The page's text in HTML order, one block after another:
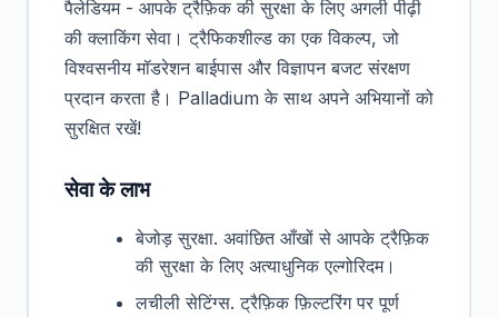
पैलेडियम - आपके ट्रैफ़िक की सुरक्षा के लिए अगली पीढ़ी
की क्लाकिंग सेवा। ट्रैफिकशील्ड का एक विकल्प, जो
विश्वसनीय मॉडरेशन बाईपास और विज्ञापन बजट संरक्षण
प्रदान करता है। Palladium के साथ अपने अभियानों को
सुरक्षित रखें!
सेवा के लाभ
बेजोड़ सुरक्षा. अवांछित आँखों से आपके ट्रैफ़िक
की सुरक्षा के लिए अत्याधुनिक एल्गोरिदम।
लचीली सेटिंग्स. ट्रैफ़िक फ़िल्टरिंग पर पूर्ण